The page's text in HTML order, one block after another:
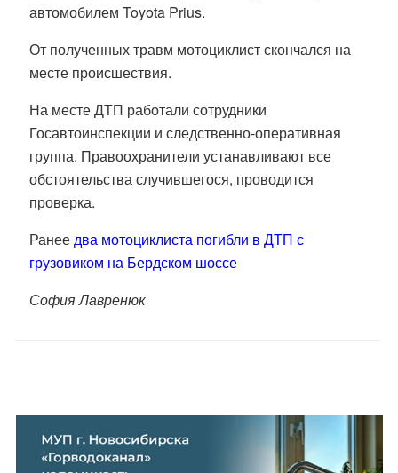
автомобилем Toyota Prius.
От полученных травм мотоциклист скончался на
месте происшествия.
На месте ДТП работали сотрудники
Госавтоинспекции и следственно-оперативная
группа. Правоохранители устанавливают все
обстоятельства случившегося, проводится
проверка.
Ранеедва мотоциклиста погибли в ДТП с
грузовиком на Бердском шоссе
София Лавренюк